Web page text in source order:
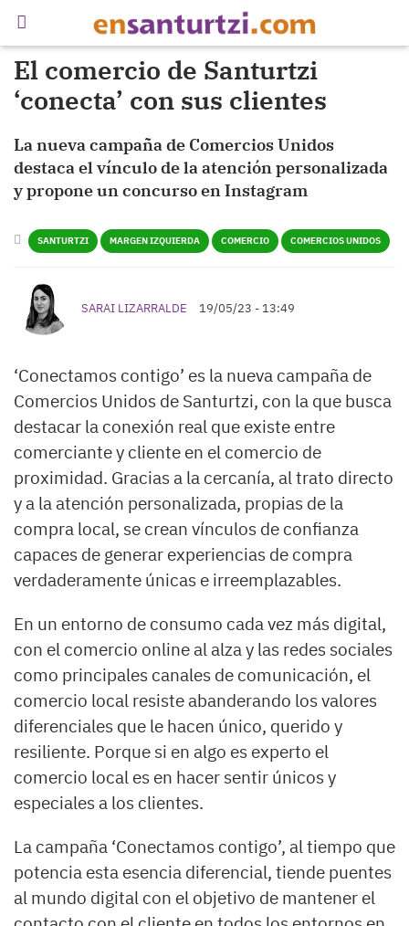
El comercio de Santurtzi
‘conecta’ con sus clientes
La nueva campaña de Comercios Unidos
destaca el vínculo de la atención personalizada
y propone un concurso en Instagram
SANTURTZI MARGEN IZQUIERDA COMERCIO COMERCIOS UNIDOS
SARAI LIZARRALDE 19/05/23 - 13:49
‘Conectamos contigo’ es la nueva campaña de
Comercios Unidos de Santurtzi, con la que busca
destacar la conexión real que existe entre
comerciante y cliente en el comercio de
proximidad. Gracias a la cercanía, al trato directo
y a la atención personalizada, propias de la
compra local, se crean vínculos de confianza
capaces de generar experiencias de compra
verdaderamente únicas e irreemplazables.
En un entorno de consumo cada vez más digital,
con el comercio online al alza y las redes sociales
como principales canales de comunicación, el
comercio local resiste abanderando los valores
diferenciales que le hacen único, querido y
resiliente. Porque si en algo es experto el
comercio local es en hacer sentir únicos y
especiales a los clientes.
La campaña ‘Conectamos contigo’, al tiempo que
potencia esta esencia diferencial, tiende puentes
al mundo digital con el objetivo de mantener el